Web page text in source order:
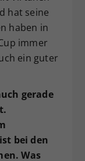
hat seine
haben in
immer
ein guter
gerade
bei den
Was